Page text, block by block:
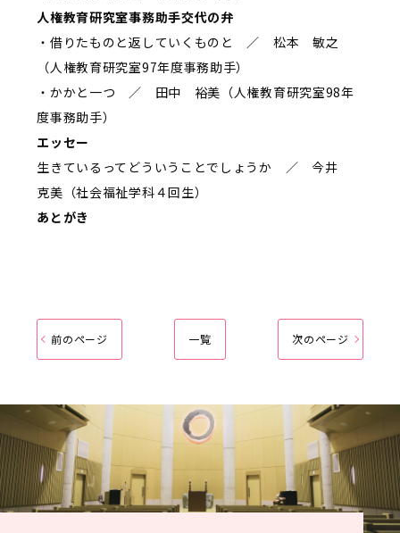
人権教育研究室事務助手交代の弁
・借りたものと返していくものと ／ 松本 敏之
（人権教育研究室97年度事務助手）
・かかと一つ ／ 田中 裕美（人権教育研究室98年
度事務助手）
エッセー
生きているってどういうことでしょうか ／ 今井
克美（社会福祉学科４回生）
あとがき
前のページ 一覧 次のページ